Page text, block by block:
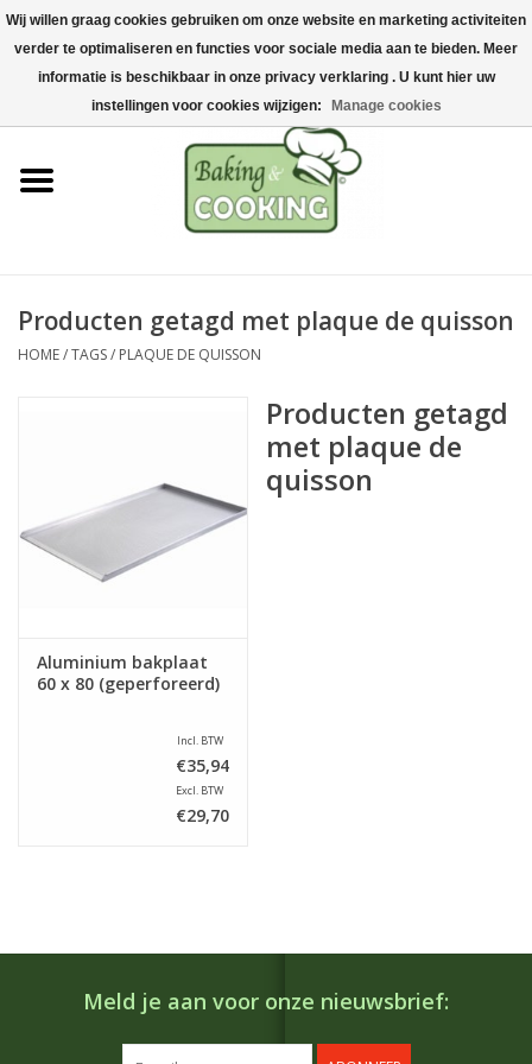
Home
Bak-& kookgerei
Machines & onderdelen
Chocolade & ijsbereiding
Hygiëne & opslag
Producten getagd met plaque de quisson
HOME/TAGS/ PLAQUE DE QUISSON
Aluminium bakplaat
60 x 80 (geperforeerd)
Incl. BTW
€35,94
Excl. BTW
€29,70
Producten getagd
met plaque de
quisson
Meld je aan voor onze nieuwsbrief:
Wij willen graag cookies gebruiken om onze website en marketing activiteiten
verder te optimaliseren en functies voor sociale media aan te bieden. Meer
informatie is beschikbaar in onze privacy verklaring . U kunt hier uw
instellingen voor cookies wijzigen:
Manage cookies